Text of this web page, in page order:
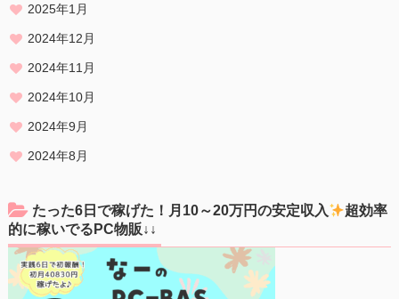
2025年1月
2024年12月
2024年11月
2024年10月
2024年9月
2024年8月
たった6日で稼げた！月10～20万円の安定収入
超効率
的に稼いでるPC物販↓↓